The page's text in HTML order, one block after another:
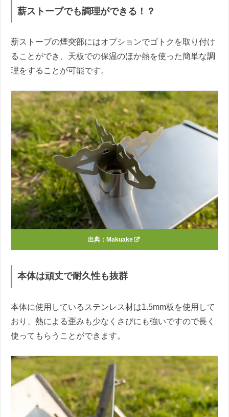
薪ストーブでも調理ができる！？
薪ストーブの煙突部にはオプションでゴトクを取り付け
ることができ、天板での保温のほか熱を使った簡単な調
理をすることが可能です。
出典： Makuake
本体は頑丈で耐久性も抜群
本体に使用しているステンレス材は1.5mm板を使用して
おり、熱による歪みも少なくさびにも強いですので長く
使ってもらうことができます。